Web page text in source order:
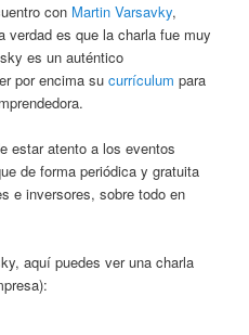
con Martin Varsavky,
verdad es que la charla fue muy
es un auténtico
por encima sucurrículum para
estar atento a los eventos
de forma periódica y gratuita
e inversores, sobre todo en
aquí puedes ver una charla